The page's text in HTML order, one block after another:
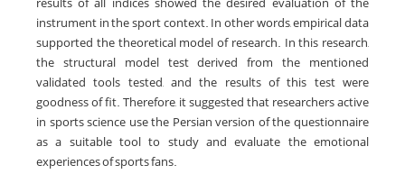
instrument in the sport context. In other words, empirical data
supported the theoretical model of research. In this research,
the structural model test derived from the mentioned
validated tools tested, and the results of this test were
goodness of fit. Therefore, it suggested that researchers active
in sports science use the Persian version of the questionnaire
as a suitable tool to study and evaluate the emotional
experiences of sports fans.